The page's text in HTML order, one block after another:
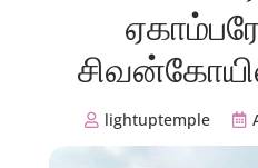
lightuptemple